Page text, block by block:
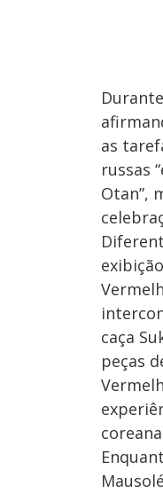
as
russas
Otan”,
caça
peças